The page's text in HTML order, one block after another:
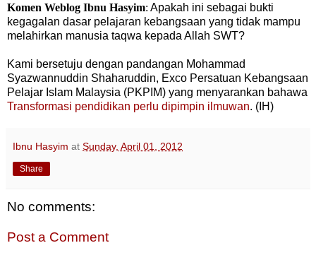
Komen Weblog Ibnu Hasyim: Apakah ini sebagai bukti
kegagalan dasar pelajaran kebangsaan yang tidak mampu
melahirkan manusia taqwa kepada Allah SWT?
Kami bersetuju dengan pandangan Mohammad
Syazwannuddin Shaharuddin, Exco Persatuan Kebangsaan
Pelajar Islam Malaysia (PKPIM) yang menyarankan bahawa
Transformasi pendidikan perlu dipimpin ilmuwan. (IH)
Ibnu Hasyim at Sunday, April 01, 2012
Share
No comments:
Post a Comment